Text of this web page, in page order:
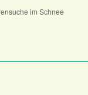
im Schnee